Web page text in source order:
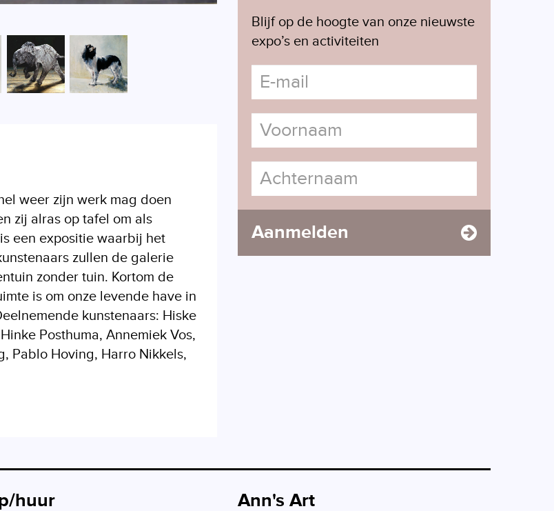
weer zijn werk mag doen
zij alras op tafel om als
een expositie waarbij het
zullen de galerie
zonder tuin. Kortom de
is om onze levende have in
kunstenaars: Hiske
Posthuma, Annemiek Vos,
Pablo Hoving, Harro Nikkels,
Blijf op de hoogte van onze nieuwste
expo’s en activiteiten
Aanmelden
huur Ann's Art